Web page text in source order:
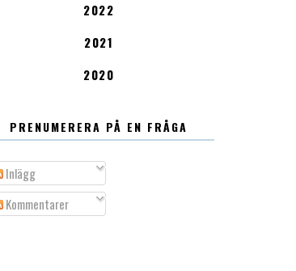
2022
2021
2020
PRENUMERERA PÅ EN FRÅGA
Inlägg
Kommentarer